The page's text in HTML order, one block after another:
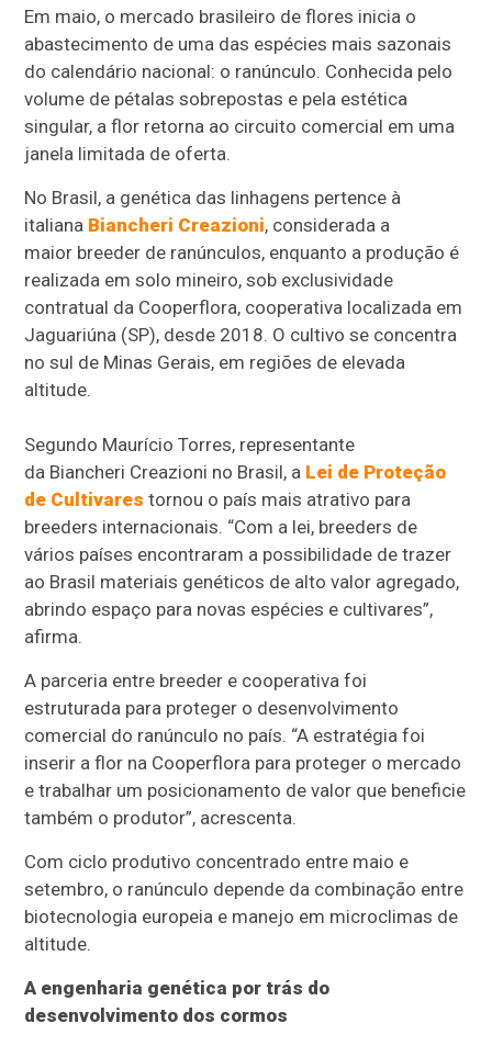
Em maio, o mercado brasileiro de flores inicia o
abastecimento de uma das espécies mais sazonais
do calendário nacional: o ranúnculo. Conhecida pelo
volume de pétalas sobrepostas e pela estética
singular, a flor retorna ao circuito comercial em uma
janela limitada de oferta.
No Brasil, a genética das linhagens pertence à
italiana Biancheri Creazioni, considerada a
maior breeder de ranúnculos, enquanto a produção é
realizada em solo mineiro, sob exclusividade
contratual da Cooperflora, cooperativa localizada em
Jaguariúna (SP), desde 2018. O cultivo se concentra
no sul de Minas Gerais, em regiões de elevada
altitude.
Segundo Maurício Torres, representante
da Biancheri Creazioni no Brasil, a Lei de Proteção
de Cultivares tornou o país mais atrativo para
breeders internacionais. “Com a lei, breeders de
vários países encontraram a possibilidade de trazer
ao Brasil materiais genéticos de alto valor agregado,
abrindo espaço para novas espécies e cultivares”,
afirma.
A parceria entre breeder e cooperativa foi
estruturada para proteger o desenvolvimento
comercial do ranúnculo no país. “A estratégia foi
inserir a flor na Cooperflora para proteger o mercado
e trabalhar um posicionamento de valor que beneficie
também o produtor”, acrescenta.
Com ciclo produtivo concentrado entre maio e
setembro, o ranúnculo depende da combinação entre
biotecnologia europeia e manejo em microclimas de
altitude.
A engenharia genética por trás do
desenvolvimento dos cormos